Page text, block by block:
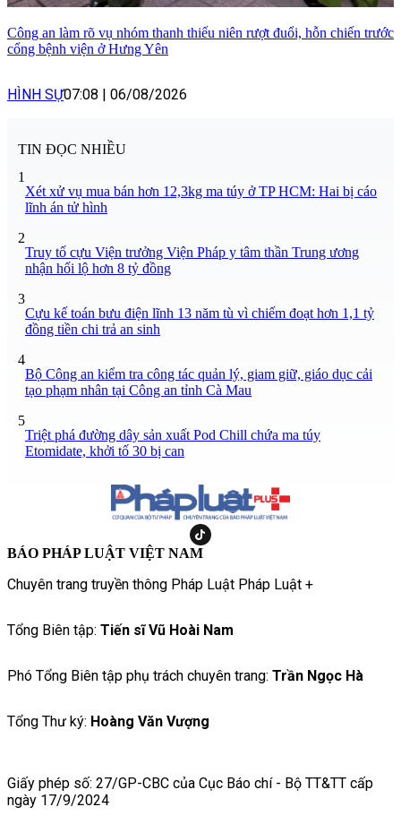
Công an làm rõ vụ nhóm thanh thiếu niên rượt đuổi, hỗn chiến trước
cổng bệnh viện ở Hưng Yên
HÌNH SỰ07:08 06/08/2026
TIN ĐỌC NHIỀU
1
Xét xử vụ mua bán hơn 12,3kg ma túy ở TP HCM: Hai bị cáo
lĩnh án tử hình
2
Truy tố cựu Viện trưởng Viện Pháp y tâm thần Trung ương
nhận hối lộ hơn 8 tỷ đồng
3
Cựu kế toán bưu điện lĩnh 13 năm tù vì chiếm đoạt hơn 1,1 tỷ
đồng tiền chi trả an sinh
4
Bộ Công an kiểm tra công tác quản lý, giam giữ, giáo dục cải
tạo phạm nhân tại Công an tỉnh Cà Mau
5
Triệt phá đường dây sản xuất Pod Chill chứa ma túy
Etomidate, khởi tố 30 bị can
BÁO PHÁP LUẬT VIỆT NAM
Chuyên trang truyền thông Pháp Luật Pháp Luật +
Tổng Biên tập: Tiến sĩ Vũ Hoài Nam
Phó Tổng Biên tập phụ trách chuyên trang: Trần Ngọc Hà
Tổng Thư ký: Hoàng Văn Vượng
Giấy phép số: 27/GP-CBC của Cục Báo chí - Bộ TT&TT cấp
ngày 17/9/2024